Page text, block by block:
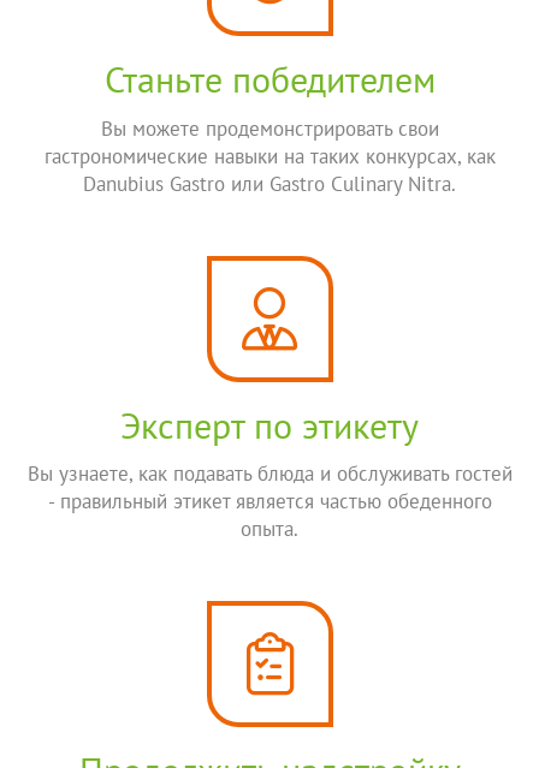
Станьте победителем
Вы можете продемонстрировать свои
гастрономические навыки на таких конкурсах, как
Danubius Gastro или Gastro Culinary Nitra.
Эксперт по этикету
Вы узнаете, как подавать блюда и обслуживать гостей
- правильный этикет является частью обеденного
опыта.